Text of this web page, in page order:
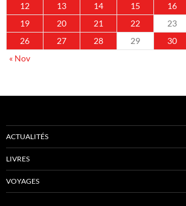
12
13 14 15 16
19
20 21 22 23
26
27 28 29 30
« Nov
ACTUALITÉS
LIVRES
VOYAGES